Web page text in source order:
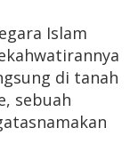
Islam
di tanah
sebuah